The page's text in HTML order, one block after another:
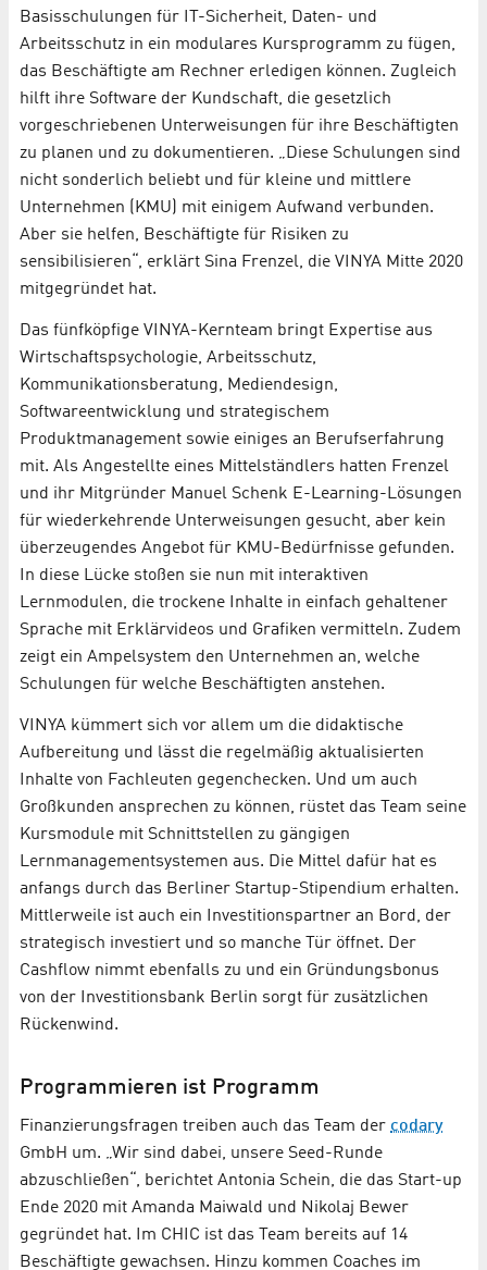
Basisschulungen für IT-Sicherheit, Daten- und
Arbeitsschutz in ein modulares Kursprogramm zu fügen,
das Beschäftigte am Rechner erledigen können. Zugleich
hilft ihre Software der Kundschaft, die gesetzlich
vorgeschriebenen Unterweisungen für ihre Beschäftigten
zu planen und zu dokumentieren. „Diese Schulungen sind
nicht sonderlich beliebt und für kleine und mittlere
Unternehmen (KMU) mit einigem Aufwand verbunden.
Aber sie helfen, Beschäftigte für Risiken zu
sensibilisieren“, erklärt Sina Frenzel, die VINYA Mitte 2020
mitgegründet hat.
Das fünfköpfige VINYA-Kernteam bringt Expertise aus
Wirtschaftspsychologie, Arbeitsschutz,
Kommunikationsberatung, Mediendesign,
Softwareentwicklung und strategischem
Produktmanagement sowie einiges an Berufserfahrung
mit. Als Angestellte eines Mittelständlers hatten Frenzel
und ihr Mitgründer Manuel Schenk E-Learning-Lösungen
für wiederkehrende Unterweisungen gesucht, aber kein
überzeugendes Angebot für KMU-Bedürfnisse gefunden.
In diese Lücke stoßen sie nun mit interaktiven
Lernmodulen, die trockene Inhalte in einfach gehaltener
Sprache mit Erklärvideos und Grafiken vermitteln. Zudem
zeigt ein Ampelsystem den Unternehmen an, welche
Schulungen für welche Beschäftigten anstehen.
VINYA kümmert sich vor allem um die didaktische
Aufbereitung und lässt die regelmäßig aktualisierten
Inhalte von Fachleuten gegenchecken. Und um auch
Großkunden ansprechen zu können, rüstet das Team seine
Kursmodule mit Schnittstellen zu gängigen
Lernmanagementsystemen aus. Die Mittel dafür hat es
anfangs durch das Berliner Startup-Stipendium erhalten.
Mittlerweile ist auch ein Investitionspartner an Bord, der
strategisch investiert und so manche Tür öffnet. Der
Cashflow nimmt ebenfalls zu und ein Gründungsbonus
von der Investitionsbank Berlin sorgt für zusätzlichen
Rückenwind.
Programmieren ist Programm
Finanzierungsfragen treiben auch das Team der codary
GmbH um. „Wir sind dabei, unsere Seed-Runde
abzuschließen“, berichtet Antonia Schein, die das Start-up
Ende 2020 mit Amanda Maiwald und Nikolaj Bewer
gegründet hat. Im CHIC ist das Team bereits auf 14
Beschäftigte gewachsen. Hinzu kommen Coaches im